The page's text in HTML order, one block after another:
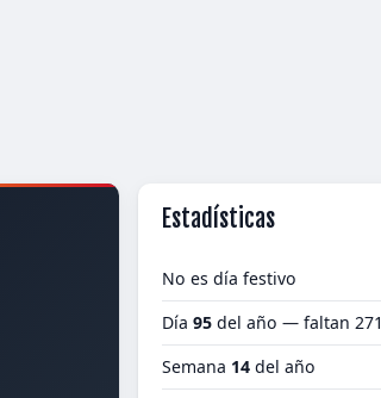
Estadísticas
No es día festivo
Día 95 del año — faltan 271
Semana 14 del año